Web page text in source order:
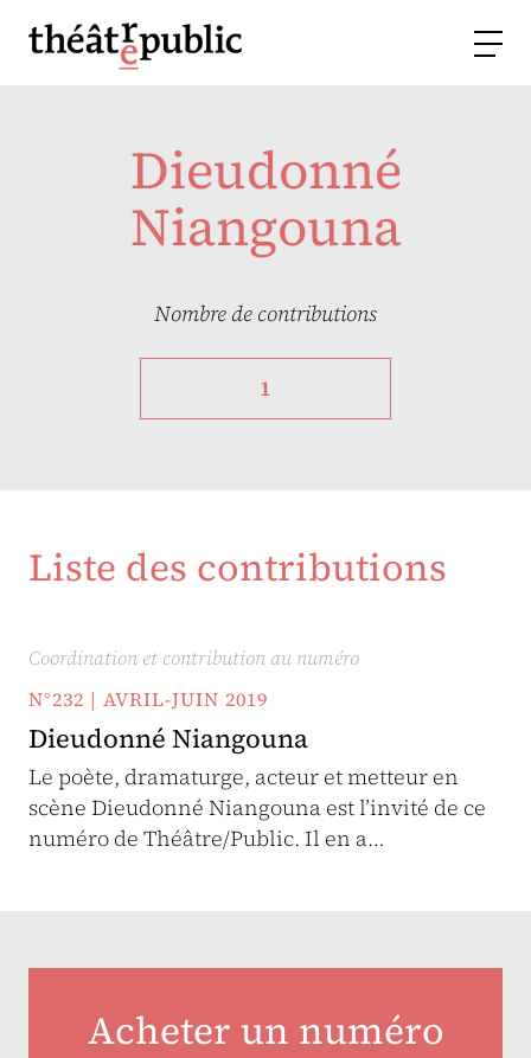
Dieudonné
Niangouna
Nombre de contributions
1
Liste des contributions
Coordination et contribution au numéro
N°232 | AVRIL-JUIN 2019
Dieudonné Niangouna
Le poète, dramaturge, acteur et metteur en
scène Dieudonné Niangouna est l’invité de ce
numéro de Théâtre/Public. Il en a…
Acheter un numéro